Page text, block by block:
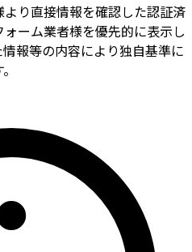
り直接情報を確認した認証済
ーム業者様を優先的に表示し
報等の内容により独自基準に